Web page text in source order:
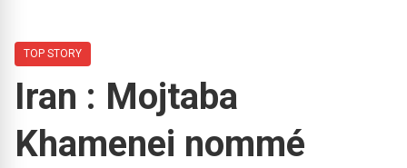
TOP STORY
Iran : Mojtaba
Khamenei nommé